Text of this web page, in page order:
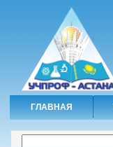
ГЛАВНАЯ